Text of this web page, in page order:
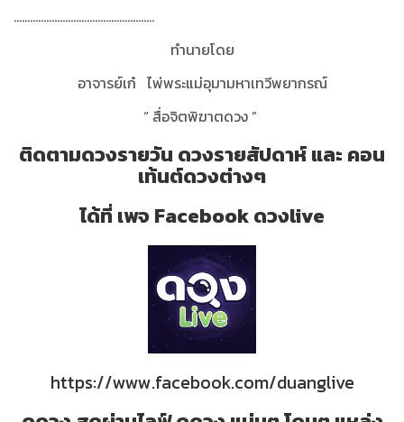
....................................................
ทำนายโดย
อาจารย์เก๋ ไพ่พระแม่อุมามหาเทวีพยากรณ์
“ สื่อจิตพิฆาตดวง ”
ติดตามดวงรายวัน ดวงรายสัปดาห์ และ คอน
เท้นต์ดวงต่างๆ
ได้ที่ เพจ Facebook ดวงlive
https://www.facebook.com/duanglive